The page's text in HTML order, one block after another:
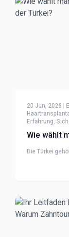
20 Jun, 2026 |
Erfahrung,
Die Türkei